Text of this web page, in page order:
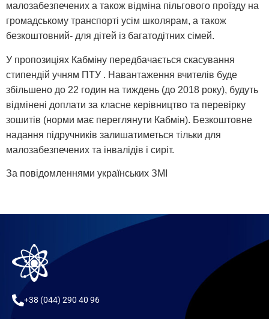
малозабезпечених а також відміна пільгового проїзду на
громадському транспорті усім школярам, а також
безкоштовний- для дітей із багатодітних сімей.
У пропозиціях Кабміну передбачається скасування
стипендій учням ПТУ . Навантаження вчителів буде
збільшено до 22 годин на тиждень (до 2018 року), будуть
відмінені доплати за класне керівництво та перевірку
зошитів (норми має переглянути Кабмін). Безкоштовне
надання підручників залишатиметься тільки для
малозабезпечених та інвалідів і сиріт.
За повідомленнями українських ЗМІ
+38 (044) 290 40 96